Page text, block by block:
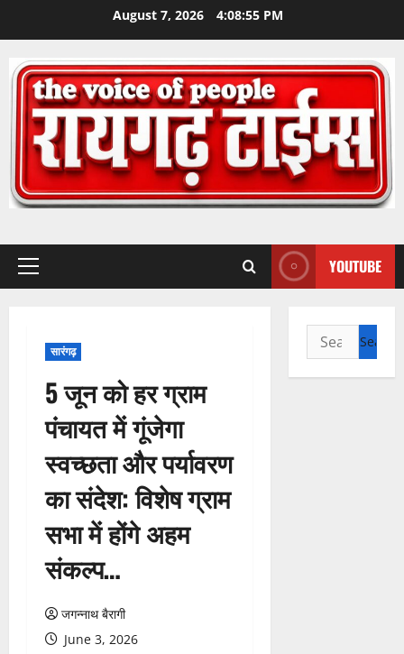
August 7, 2026 4:08:56 PM
Primary
YOUTUBE
सारंगढ़
5 जून को हर ग्राम
पंचायत में गूंजेगा
स्वच्छता और पर्यावरण
का संदेश: विशेष ग्राम
सभा में होंगे अहम
संकल्प…
जगन्नाथ बैरागी
June 3, 2026
Search
for: